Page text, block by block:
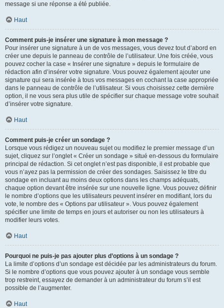
message si une réponse a été publiée.
Haut
Comment puis-je insérer une signature à mon message ?
Pour insérer une signature à un de vos messages, vous devez tout d’abord en
créer une depuis le panneau de contrôle de l’utilisateur. Une fois créée, vous
pouvez cocher la case « Insérer une signature » depuis le formulaire de
rédaction afin d’insérer votre signature. Vous pouvez également ajouter une
signature qui sera insérée à tous vos messages en cochant la case appropriée
dans le panneau de contrôle de l’utilisateur. Si vous choisissez cette dernière
option, il ne vous sera plus utile de spécifier sur chaque message votre souhait
d’insérer votre signature.
Haut
Comment puis-je créer un sondage ?
Lorsque vous rédigez un nouveau sujet ou modifiez le premier message d’un
sujet, cliquez sur l’onglet « Créer un sondage » situé en-dessous du formulaire
principal de rédaction. Si cet onglet n’est pas disponible, il est probable que
vous n’ayez pas la permission de créer des sondages. Saisissez le titre du
sondage en incluant au moins deux options dans les champs adéquats,
chaque option devant être insérée sur une nouvelle ligne. Vous pouvez définir
le nombre d’options que les utilisateurs peuvent insérer en modifiant, lors du
vote, le nombre des « Options par utilisateur ». Vous pouvez également
spécifier une limite de temps en jours et autoriser ou non les utilisateurs à
modifier leurs votes.
Haut
Pourquoi ne puis-je pas ajouter plus d’options à un sondage ?
La limite d’options d’un sondage est décidée par les administrateurs du forum.
Si le nombre d’options que vous pouvez ajouter à un sondage vous semble
trop restreint, essayez de demander à un administrateur du forum s’il est
possible de l’augmenter.
Haut